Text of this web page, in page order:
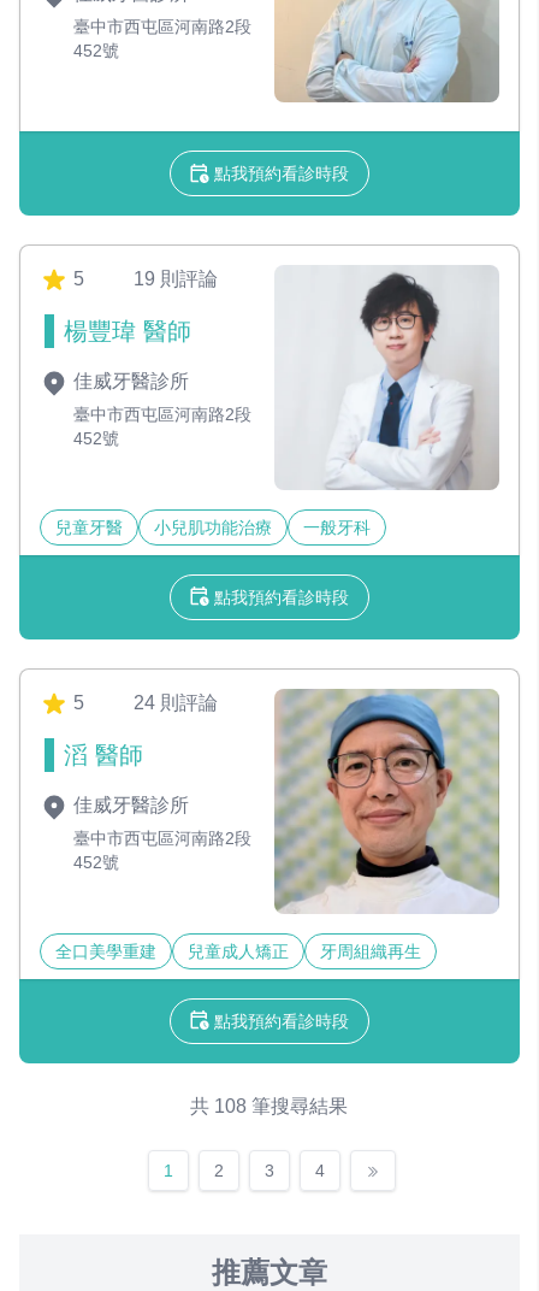
臺中市西屯區河南路2段
452號
點我預約看診時段
5 19 則評論
楊豐瑋 醫師
佳威牙醫診所
臺中市西屯區河南路2段
452號
兒童牙醫 小兒肌功能治療 一般牙科
點我預約看診時段
5 24 則評論
滔 醫師
佳威牙醫診所
臺中市西屯區河南路2段
452號
全口美學重建 兒童成人矯正 牙周組織再生
點我預約看診時段
共 108 筆搜尋結果
1 2 3 4
推薦文章